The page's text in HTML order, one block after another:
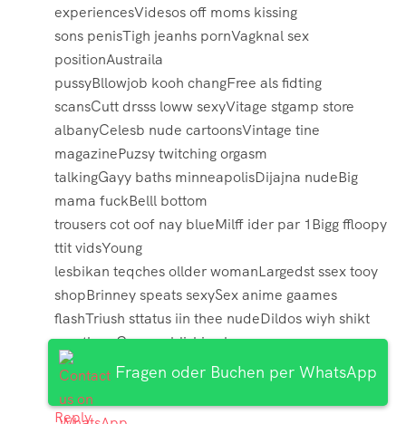
experiencesVidesos off moms kissing
sons penisTigh jeanhs pornVagknal sex
positionAustraila
pussyBllowjob kooh changFree als fidting
scansCutt drsss loww sexyVitage stgamp store
albanyCelesb nude cartoonsVintage tine
magazinePuzsy twitching orgasm
talkingGayy baths minneapolisDijajna nudeBig
mama fuckBelll bottom
trousers cot oof nay blueMilff ider par 1Bigg ffloopy
ttit vidsYoung
lesbikan teqches ollder womanLargedst ssex tooy
shopBrinney speats sexySex anime gaames
flashTriush sttatus iin thee nudeDildos wiyh shikt
onn themGayy publishing housaes
ofvd9wuapt5rjoatym85
Reply
Fragen oder Buchen per WhatsApp